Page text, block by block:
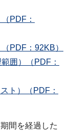
PDF：
PDF：92KB）
囲）（PDF：
ト）（PDF：
間を経過した